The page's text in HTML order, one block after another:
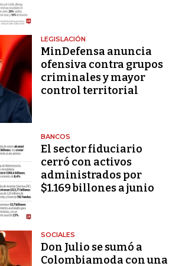
LEGISLACIÓN
MinDefensa anuncia
ofensiva contra grupos
criminales y mayor
control territorial
BANCOS
El sector fiduciario
cerró con activos
administrados por
$1.169 billones a junio
SOCIALES
Don Julio se sumó a
Colombiamoda con una